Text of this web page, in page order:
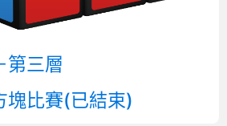
第三層
塊比賽(已結束)